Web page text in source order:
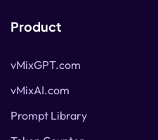
Product
vMixGPT.com
vMixAI.com
Prompt Library